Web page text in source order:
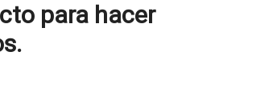
para hacer